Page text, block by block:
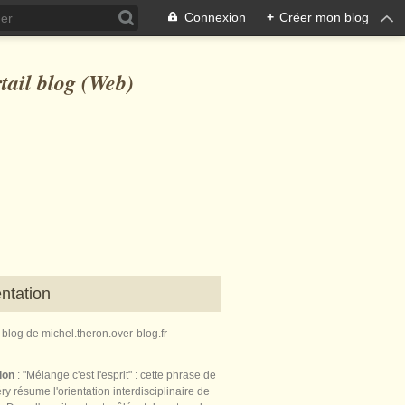
Connexion + Créer mon blog
blog de michel.theron.over-blog.fr
: "Mélange c'est l'esprit" : cette phrase de
résume l'orientation interdisciplinaire de